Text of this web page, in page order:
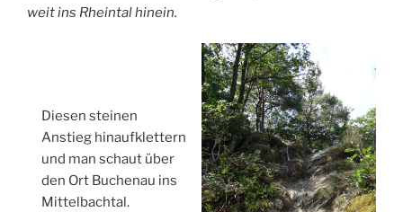
weit ins Rheintal hinein.
Diesen steinen
Anstieg hinaufklettern
und man schaut über
den Ort Buchenau ins
Mittelbachtal.